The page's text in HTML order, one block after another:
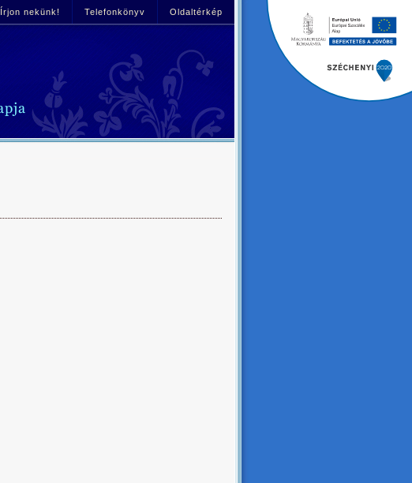
Írjon nekünk! Telefonkönyv Oldaltérkép